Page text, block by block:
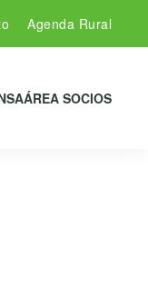
Agenda Rural
ÁREA SOCIOS